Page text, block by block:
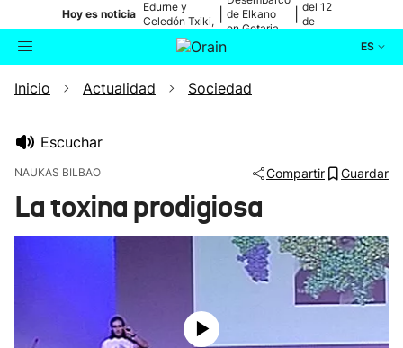
Hoy es noticia
Edurne y
Celedón Txiki,
en directo
de Elkano
en Getaria
del 12
de
ES
Buscador Actualidad
Ikusmiran
Inicio Actualidad Sociedad
Escuchar
NAUKAS BILBAO Compartir Guardar
La toxina prodigiosa